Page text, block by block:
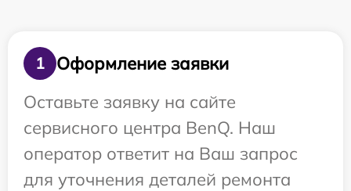
1
Оформление заявки
Оставьте заявку на сайте
сервисного центра BenQ. Наш
оператор ответит на Ваш запрос
для уточнения деталей ремонта